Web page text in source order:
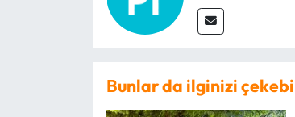
Bunlar da ilginizi